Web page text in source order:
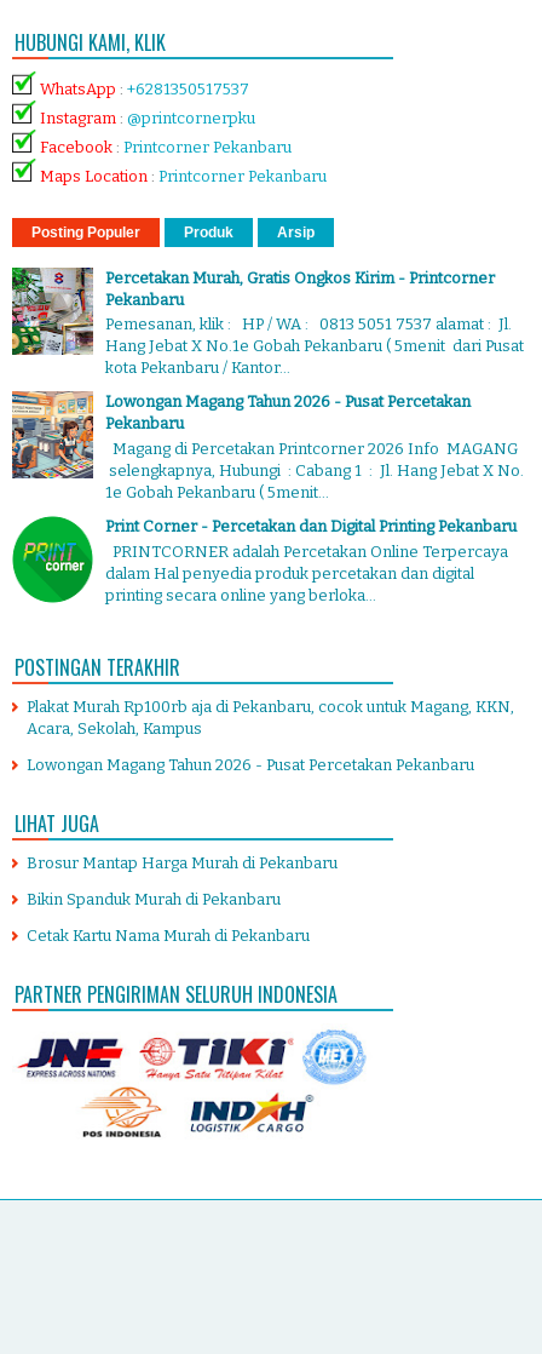
HUBUNGI KAMI, KLIK
WhatsApp : +6281350517537
Instagram : @printcornerpku
Facebook : Printcorner Pekanbaru
Maps Location : Printcorner Pekanbaru
Posting Populer Produk Arsip
Percetakan Murah, Gratis Ongkos Kirim - Printcorner
Pekanbaru
Pemesanan, klik : HP / WA : 0813 5051 7537 alamat : Jl.
Hang Jebat X No.1e Gobah Pekanbaru ( 5menit dari Pusat
kota Pekanbaru / Kantor...
Lowongan Magang Tahun 2026 - Pusat Percetakan
Pekanbaru
Magang di Percetakan Printcorner 2026 Info MAGANG
selengkapnya, Hubungi : Cabang 1 : Jl. Hang Jebat X No.
1e Gobah Pekanbaru ( 5menit...
Print Corner - Percetakan dan Digital Printing Pekanbaru
PRINTCORNER adalah Percetakan Online Terpercaya
dalam Hal penyedia produk percetakan dan digital
printing secara online yang berloka...
POSTINGAN TERAKHIR
Plakat Murah Rp100rb aja di Pekanbaru, cocok untuk Magang, KKN,
Acara, Sekolah, Kampus
Lowongan Magang Tahun 2026 - Pusat Percetakan Pekanbaru
LIHAT JUGA
Brosur Mantap Harga Murah di Pekanbaru
Bikin Spanduk Murah di Pekanbaru
Cetak Kartu Nama Murah di Pekanbaru
PARTNER PENGIRIMAN SELURUH INDONESIA